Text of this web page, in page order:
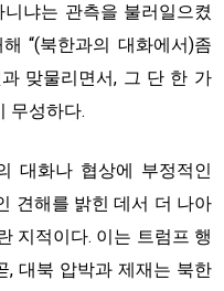
냐는 관측을 불러일으켰
“(북한과의 대화에서)좀
맞물리면서, 그 단 한 가
무성하다.
대화나 협상에 부정적인
견해를 밝힌 데서 더 나아
지적이다. 이는 트럼프 행
, 대북 압박과 제재는 북한